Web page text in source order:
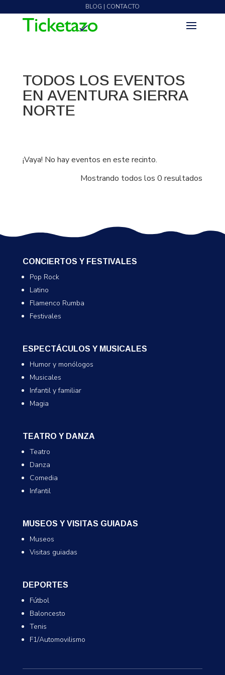
BLOG | CONTACTO
TODOS LOS EVENTOS
EN AVENTURA SIERRA
NORTE
¡Vaya! No hay eventos en este recinto.
Mostrando todos los 0 resultados
CONCIERTOS Y FESTIVALES
Pop Rock
Latino
Flamenco Rumba
Festivales
ESPECTÁCULOS Y MUSICALES
Humor y monólogos
Musicales
Infantil y familiar
Magia
TEATRO Y DANZA
Teatro
Danza
Comedia
Infantil
MUSEOS Y VISITAS GUIADAS
Museos
Visitas guiadas
DEPORTES
Fútbol
Baloncesto
Tenis
F1/Automovilismo